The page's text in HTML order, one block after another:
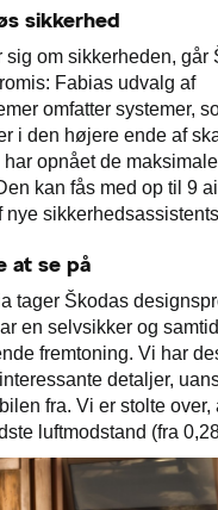
sikkerhed
sig om sikkerheden, går
Fabias udvalg af
omfatter systemer,
i den højere ende af
opnået de
kan fås med op til 9
at se på
tager Škodas
en selvsikker og
fremtoning. Vi har
detaljer,
fra. Vi er stolte over,
luftmodstand (fra